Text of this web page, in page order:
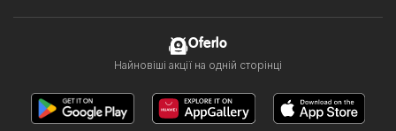
Oferlo
Найновіші акції на одній сторінці